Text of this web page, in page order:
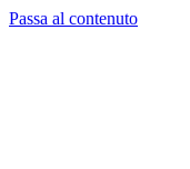
Passa al contenuto